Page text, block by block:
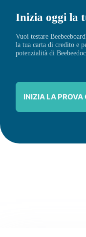
Inizia oggi la
Vuoi testare
la tua carta di credito e
potenzialità di Beebeedoc.
INIZIA LA